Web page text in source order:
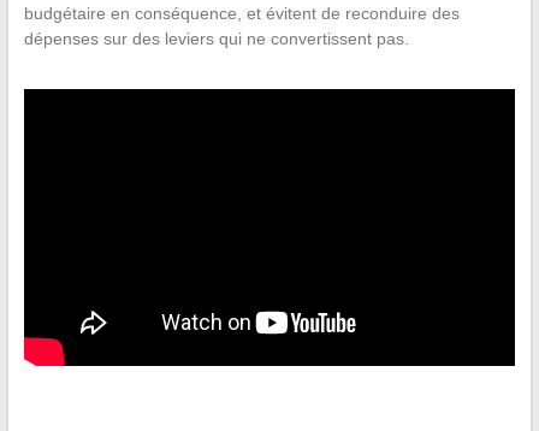
budgétaire en conséquence, et évitent de reconduire des
dépenses sur des leviers qui ne convertissent pas.